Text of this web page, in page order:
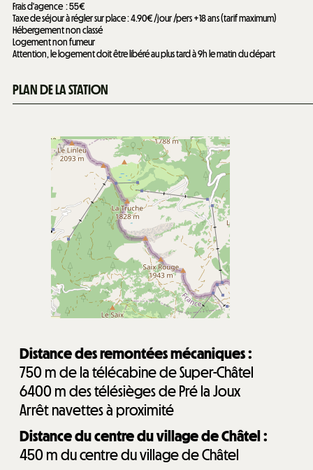
Frais d'agence 55€
Taxe de séjour à régler sur place : 4.90€ /jour /pers +18 ans (tarif maximum)
Hébergement non classé
Logement non fumeur
Attention, le logement doit être libéré au plus tard à 9h le matin du départ
PLAN DE LA STATION
Distance des remontées mécaniques :
750 m de la télécabine de Super-Châtel
6400 m des télésièges de Pré la Joux
Arrêt navettes à proximité
Distance du centre du village de Châtel :
450 m du centre du village de Châtel